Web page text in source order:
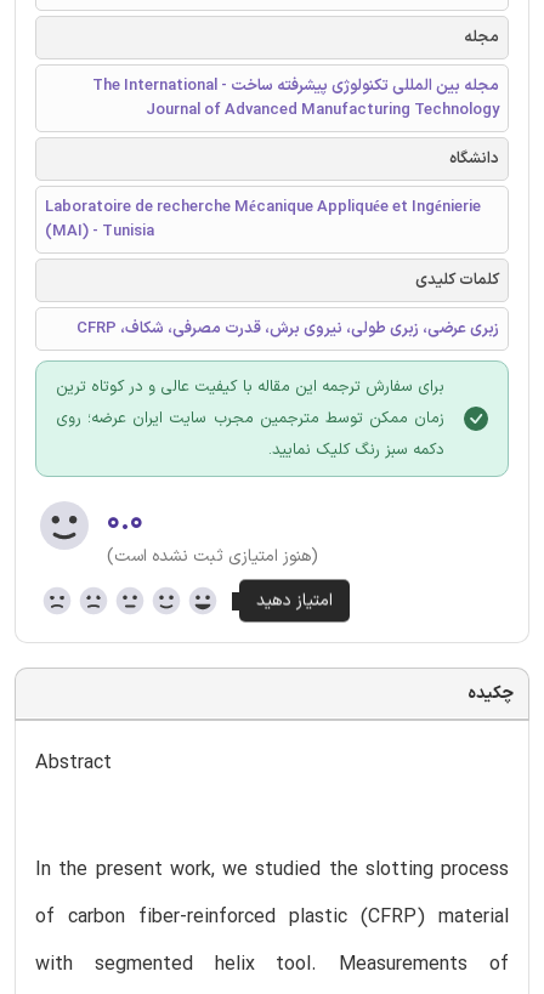
مجله
مجله بین المللی تکنولوژی پیشرفته ساخت - The International
Journal of Advanced Manufacturing Technology
دانشگاه
Laboratoire de recherche Mécanique Appliquée et Ingénierie
(MAI) - Tunisia
کلمات کلیدی
زبری عرضی، زبری طولی، نیروی برش، قدرت مصرفی، شکاف، CFRP
برای سفارش ترجمه این مقاله با کیفیت عالی و در کوتاه ترین
زمان ممکن توسط مترجمین مجرب سایت ایران عرضه؛ روی
دکمه سبز رنگ کلیک نمایید.
۰.۰
(هنوز امتیازی ثبت نشده است)
چکیده
Abstract
In the present work, we studied the slotting process
of carbon fiber-reinforced plastic (CFRP) material
with segmented helix tool. Measurements of